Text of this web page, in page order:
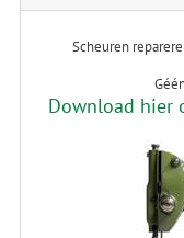
Scheuren
Download hier